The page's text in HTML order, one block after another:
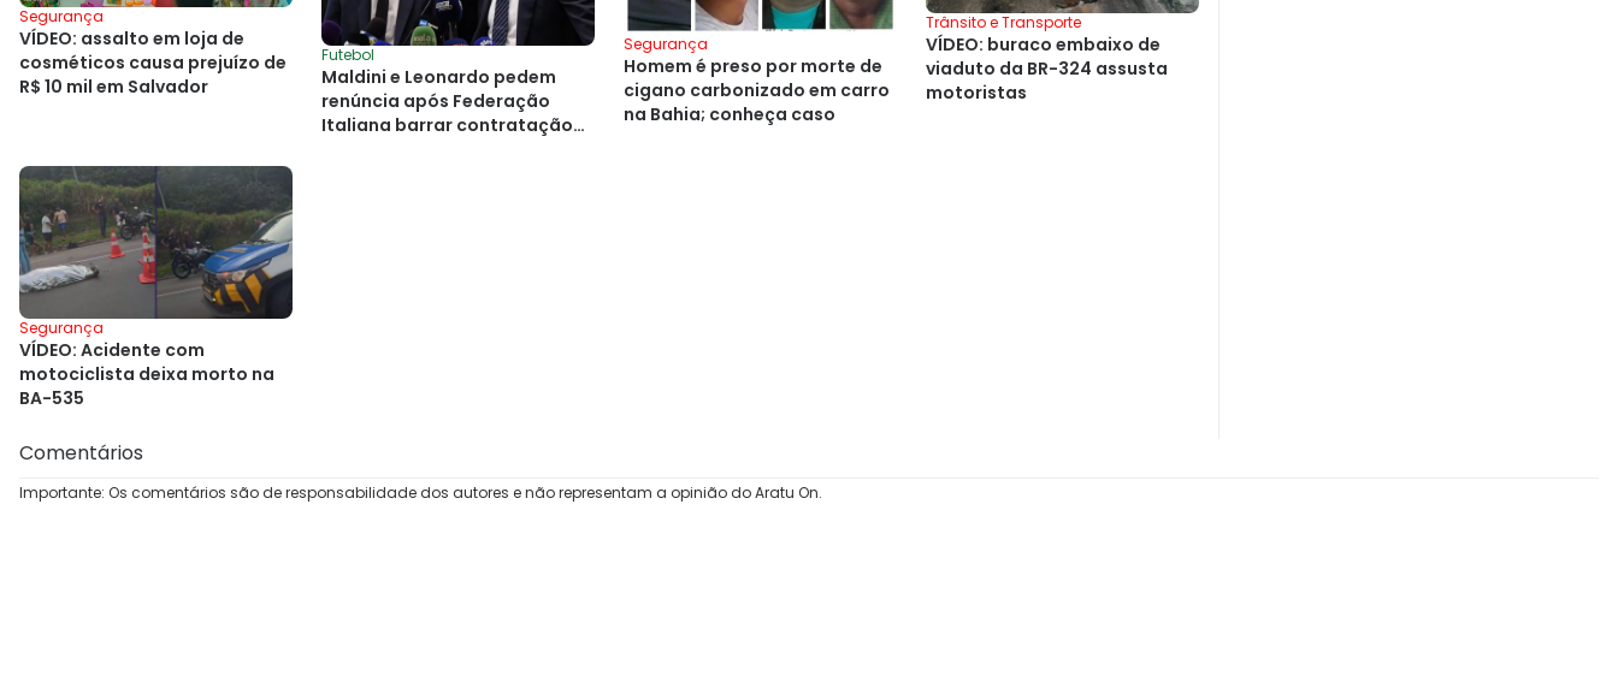
Segurança
VÍDEO: assalto em loja de
cosméticos causa prejuízo de
R$ 10 mil em Salvador
Futebol
Maldini e Leonardo pedem
renúncia após Federação
Italiana barrar contratação
Segurança
Homem é preso por morte de
cigano carbonizado em carro
na Bahia; conheça caso
Trânsito e Transporte
VÍDEO: buraco embaixo de
viaduto da BR-324 assusta
motoristas
Segurança
VÍDEO: Acidente com
motociclista deixa morto na
BA-535
Comentários
Importante: Os comentários são de responsabilidade dos autores e não representam a opinião do Aratu On.